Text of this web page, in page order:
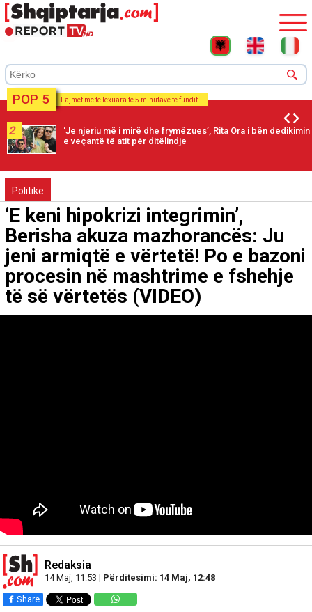
POP 5 Lajmet më të lexuara të 5 minutave të fundit
2
‘Je njeriu më i mirë dhe frymëzues’, Rita Ora i bën dedikimin
e veçantë të atit për ditëlindje
Politikë
‘E keni hipokrizi integrimin’,
Berisha akuza mazhorancës: Ju
jeni armiqtë e vërtetë! Po e bazoni
procesin në mashtrime e fshehje
të së vërtetës (VIDEO)
Redaksia
14 Maj, 11:53 | Përditesimi: 14 Maj, 12:48
Share